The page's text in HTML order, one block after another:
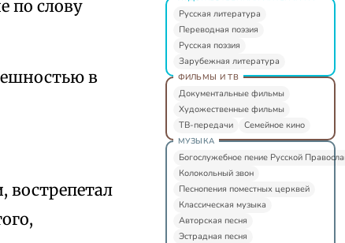
по слову
в
вострепетал
Русская литература
Переводная поэзия
Русская поэзия
Зарубежная литература
ФИЛЬМЫ И ТВ
Документальные фильмы
Художественные фильмы
ТВ-передачи
Семейное кино
МУЗЫКА
Богослужебное пение Русской
Колокольный звон
Песнопения поместных церквей
Классическая музыка
Авторская песня
Эстрадная песня